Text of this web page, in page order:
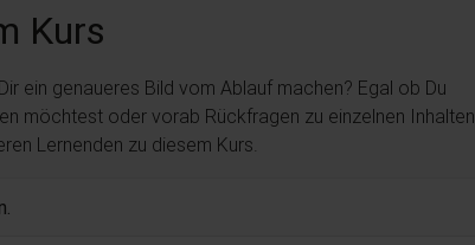
Kurs
ein genaueres Bild vom Ablauf machen? Egal ob Du
möchtest oder vorab Rückfragen zu einzelnen Inhalten
Lernenden zu diesem Kurs.